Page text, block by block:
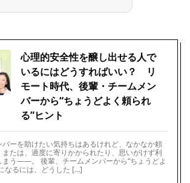
心理的安全性を醸し出せる人で
いるにはどうすればいい？ リ
モート時代、後輩・チームメン
バーから“ちょうどよく頼られ
る”ヒント
ーを助けたい気持ちはあるけれど、なかなか頼
または、過度に寄りかかられたり、思いがけず利
まう――。 後輩、チームメンバーから“ちょうどよ
なるには、どうした […]